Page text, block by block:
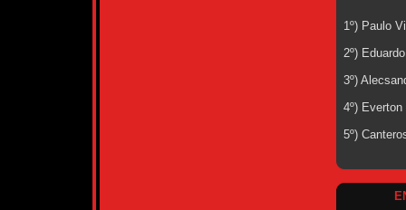
1º) Paulo
2º)
3º)
4º) Everton
5º)